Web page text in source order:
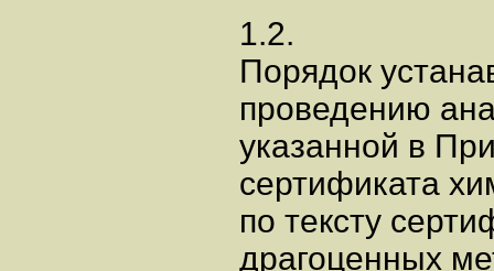
1.2.
Порядок
проведению
указанной в
сертификата
по тексту
драгоценных